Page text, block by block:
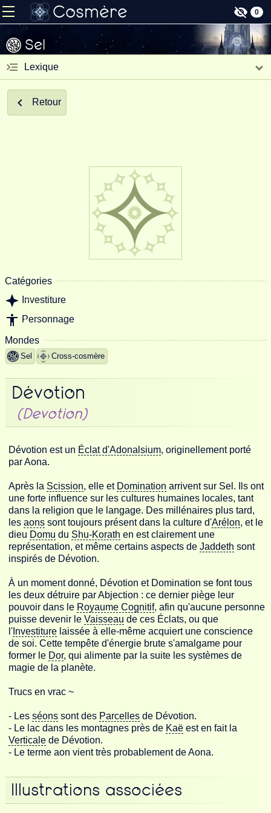
Cosmère 0
Sel
Lexique
Retour
Catégories
Investiture
Personnage
Mondes
Sel Cross-cosmère
Dévotion
(Devotion)
Dévotion est un Éclat d'Adonalsium, originellement porté
par Aona.
Après la Scission, elle et Domination arrivent sur Sel. Ils ont
une forte influence sur les cultures humaines locales, tant
dans la religion que le langage. Des millénaires plus tard,
les aons sont toujours présent dans la culture d'Arélon, et le
dieu Domu du Shu-Korath en est clairement une
représentation, et même certains aspects de Jaddeth sont
inspirés de Dévotion.
À un moment donné, Dévotion et Domination se font tous
les deux détruire parAbjection : ce dernier piège leur
pouvoir dans le Royaume Cognitif, afin qu'aucune personne
puisse devenir le Vaisseau de ces Éclats, ou que
l' Investiture laissée à elle-même acquiert une conscience
de soi. Cette tempête d'énergie brute s'amalgame pour
former le Dor, qui alimente par la suite les systèmes de
magie de la planète.
Trucs en vrac ~
- Les séons sont des Parcelles de Dévotion.
- Le lac dans les montagnes près de Kaë est en fait la
Verticale de Dévotion.
- Le terme aon vient très probablement de Aona.
Illustrations associées